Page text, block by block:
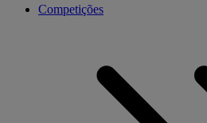
Competições